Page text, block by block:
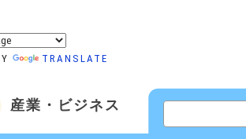
TRANSLATE
産業・ビジネス